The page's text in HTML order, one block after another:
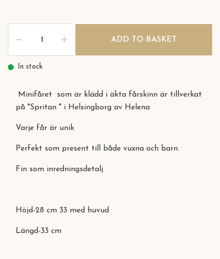
ADD TO BASKET
In stock
Minifåret som är klädd i äkta fårskinn är tillverkat
på "Spritan " i Helsingborg av Helena
Varje får är unik
Perfekt som present till både vuxna och barn.
Fin som inredningsdetalj
Höjd-28 cm 33 med huvud
Längd-33 cm